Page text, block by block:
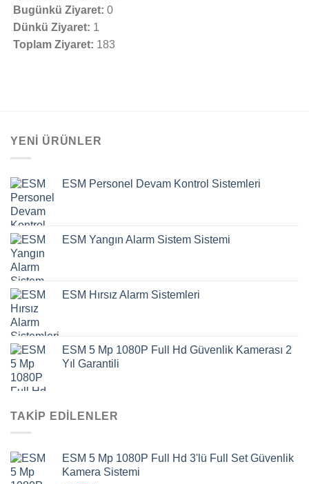
Bugünkü Ziyaret: 0
Dünkü Ziyaret: 1
Toplam Ziyaret: 183
YENI ÜRÜNLER
ESM Personel Devam Kontrol Sistemleri
ESM Yangın Alarm Sistem Sistemi
ESM Hırsız Alarm Sistemleri
ESM 5 Mp 1080P Full Hd Güvenlik Kamerası 2
Yıl Garantili
TAKIP EDILENLER
ESM 5 Mp 1080P Full Hd 3'lü Full Set Güvenlik
Kamera Sistemi